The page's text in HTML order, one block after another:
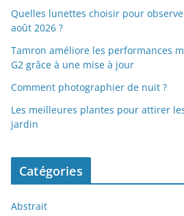
Quelles lunettes choisir pour
août 2026 ?
Tamron améliore les performances
G2 grâce à une mise à jour
Comment photographier de nuit ?
Les meilleures plantes pour attirer
jardin
Catégories
Abstrait